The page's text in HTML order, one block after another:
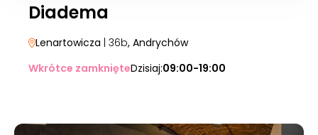
Diadema
Lenartowicza | 36b, Andrychów
Wkrótce zamknięteDzisiaj:09:00-19:00